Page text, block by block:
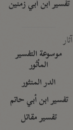
تفسير ابن أبي زمنين
آثار
موسوعة التفسير
المأثور
الدر المنثور
تفسير ابن أبي حاتم
تفسير مقاتل